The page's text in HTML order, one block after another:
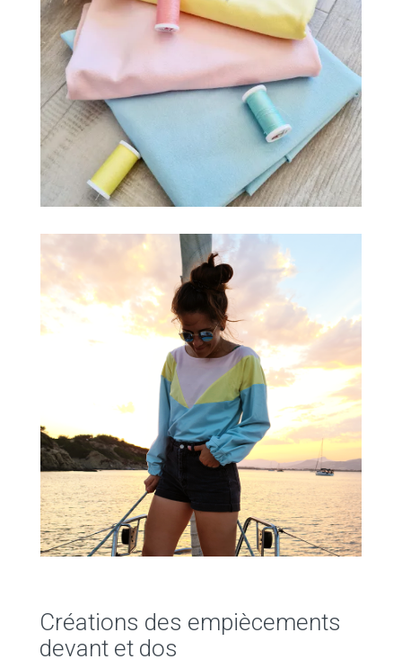
Créations des empiècements
devant et dos